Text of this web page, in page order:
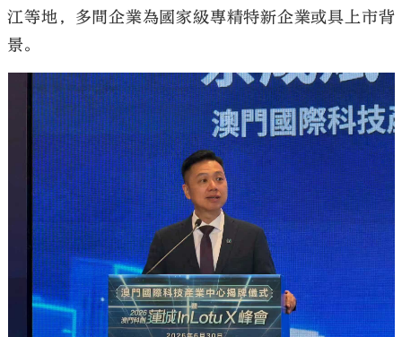
江等地，多間企業為國家級專精特新企業或具上市背
景。